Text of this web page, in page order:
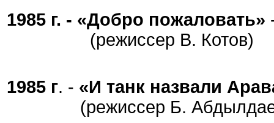
1985 г. - «Добро пожаловать»
(режиссер В. Котов)
1985 г. - «И танк назвали
(режиссер Б.